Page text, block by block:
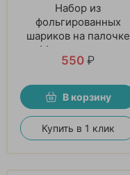
Набор из
фольгированных
шариков на палочке
«Мечта девочек»
550 ₽
В корзину
Купить в 1 клик